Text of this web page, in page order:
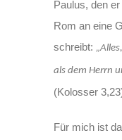
Paulus, den
Rom an eine
schreibt:
als dem Herrn
(Kolosser
Für mich ist